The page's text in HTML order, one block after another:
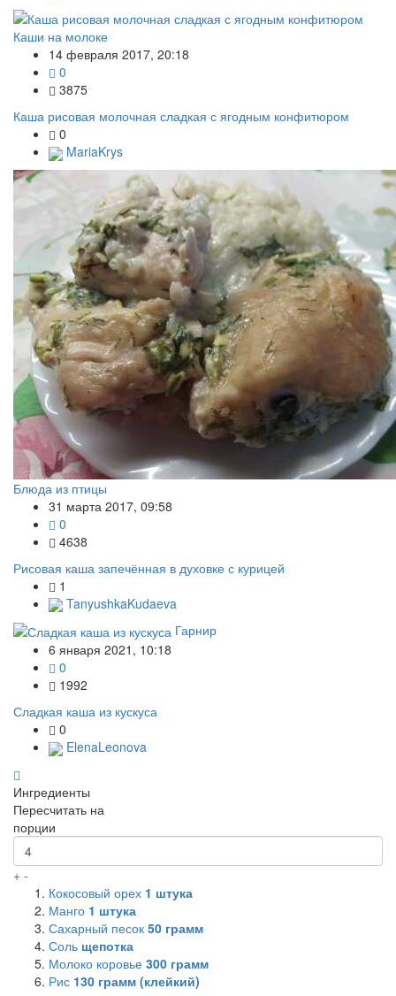
Каши на молоке
14 февраля 2017, 20:18
0
3875
Каша рисовая молочная сладкая с ягодным конфитюром
0
MariaKrys
Блюда из птицы
31 марта 2017, 09:58
0
4638
Рисовая каша запечённая в духовке с курицей
1
TanyushkaKudaeva
Гарнир
6 января 2021, 10:18
0
1992
Сладкая каша из кускуса
0
ElenaLeonova
Ингредиенты
Пересчитать на
порции
+ -
Кокосовый орех 1 штука
Манго 1 штука
Сахарный песок 50 грамм
Соль щепотка
Молоко коровье 300 грамм
Рис 130 грамм (клейкий)